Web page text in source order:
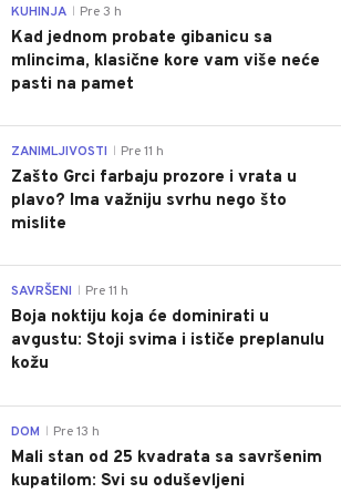
KUHINJA Pre 3 h
Kad jednom probate gibanicu sa
mlincima, klasične kore vam više neće
pasti na pamet
ZANIMLJIVOSTI Pre 11 h
Zašto Grci farbaju prozore i vrata u
plavo? Ima važniju svrhu nego što
mislite
SAVRŠENI Pre 11 h
Boja noktiju koja će dominirati u
avgustu: Stoji svima i ističe preplanulu
kožu
DOM Pre 13 h
Mali stan od 25 kvadrata sa savršenim
kupatilom: Svi su oduševljeni